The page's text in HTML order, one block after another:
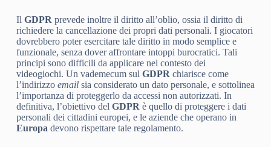
Il GDPR prevede inoltre il diritto all’oblio, ossia il diritto di
richiedere la cancellazione dei propri dati personali. I giocatori
dovrebbero poter esercitare tale diritto in modo semplice e
funzionale, senza dover affrontare intoppi burocratici. Tali
principi sono difficili da applicare nel contesto dei
videogiochi. Un vademecum sul GDPR chiarisce come
l’indirizzo emailsia considerato un dato personale, e sottolinea
l’importanza di proteggerlo da accessi non autorizzati. In
definitiva, l’obiettivo del GDPR è quello di proteggere i dati
personali dei cittadini europei, e le aziende che operano in
Europa devono rispettare tale regolamento.